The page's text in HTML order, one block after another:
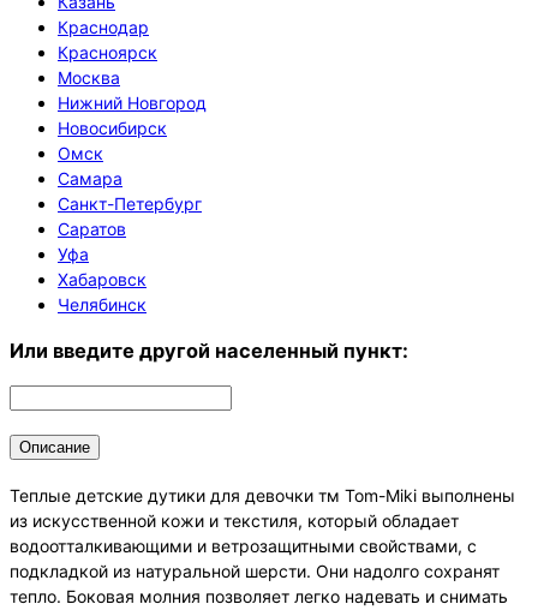
Краснодар
Красноярск
Москва
Нижний Новгород
Новосибирск
Омск
Самара
Санкт-Петербург
Саратов
Уфа
Хабаровск
Челябинск
Или введите другой населенный пункт:
Описание
Теплые детские дутики для девочки тм Tom-Miki выполнены
из искусственной кожи и текстиля, который обладает
водоотталкивающими и ветрозащитными свойствами, с
подкладкой из натуральной шерсти. Они надолго сохранят
тепло. Боковая молния позволяет легко надевать и снимать